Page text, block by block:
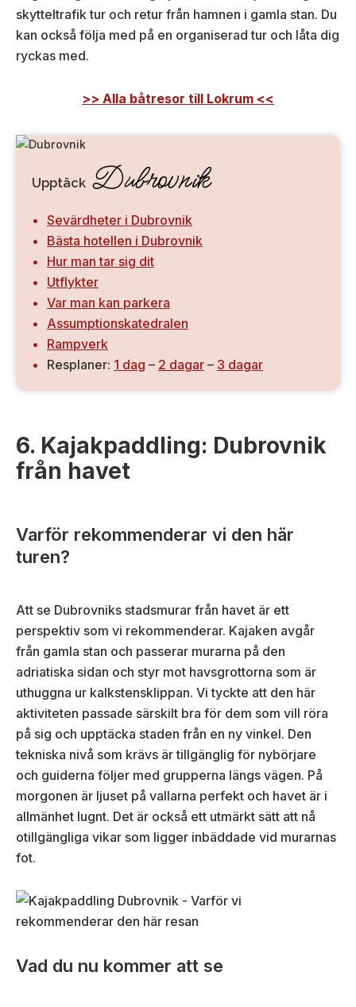
skytteltrafik tur och retur från hamnen i gamla stan. Du
kan också följa med på en organiserad tur och låta dig
ryckas med.
>> Alla båtresor till Lokrum <<
Upptäck Dubrovnik
Sevärdheter i Dubrovnik
Bästa hotellen i Dubrovnik
Hur man tar sig dit
Utflykter
Var man kan parkera
Assumptionskatedralen
Rampverk
Resplaner: 1 dag – 2 dagar – 3 dagar
6. Kajakpaddling: Dubrovnik
från havet
Varför rekommenderar vi den här
turen?
Att se Dubrovniks stadsmurar från havet är ett
perspektiv som vi rekommenderar. Kajaken avgår
från gamla stan och passerar murarna på den
adriatiska sidan och styr mot havsgrottorna som är
uthuggna ur kalkstensklippan. Vi tyckte att den här
aktiviteten passade särskilt bra för dem som vill röra
på sig och upptäcka staden från en ny vinkel. Den
tekniska nivå som krävs är tillgänglig för nybörjare
och guiderna följer med grupperna längs vägen. På
morgonen är ljuset på vallarna perfekt och havet är i
allmänhet lugnt. Det är också ett utmärkt sätt att nå
otillgängliga vikar som ligger inbäddade vid murarnas
fot.
Vad du nu kommer att se